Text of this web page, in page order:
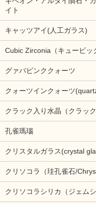
イト
キャッツアイ(人工ガラス)
Cubic Zirconia（キュービッ
グァバピンククォーツ
クォーツインクォーツ
クラック入り水晶（クラック
孔雀瑪瑙
クリスタルガラス(crystal
クリソコラ（珪孔雀石/
クリソコラシリカ（ジェムシ